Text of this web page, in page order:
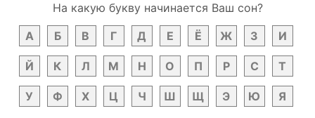
На какую букву начинается Ваш сон?
А
Б В Г Д Е Ё Ж З И
Й К Л М Н О П Р С Т
У Ф Х Ц Ч Ш Щ Э Ю Я